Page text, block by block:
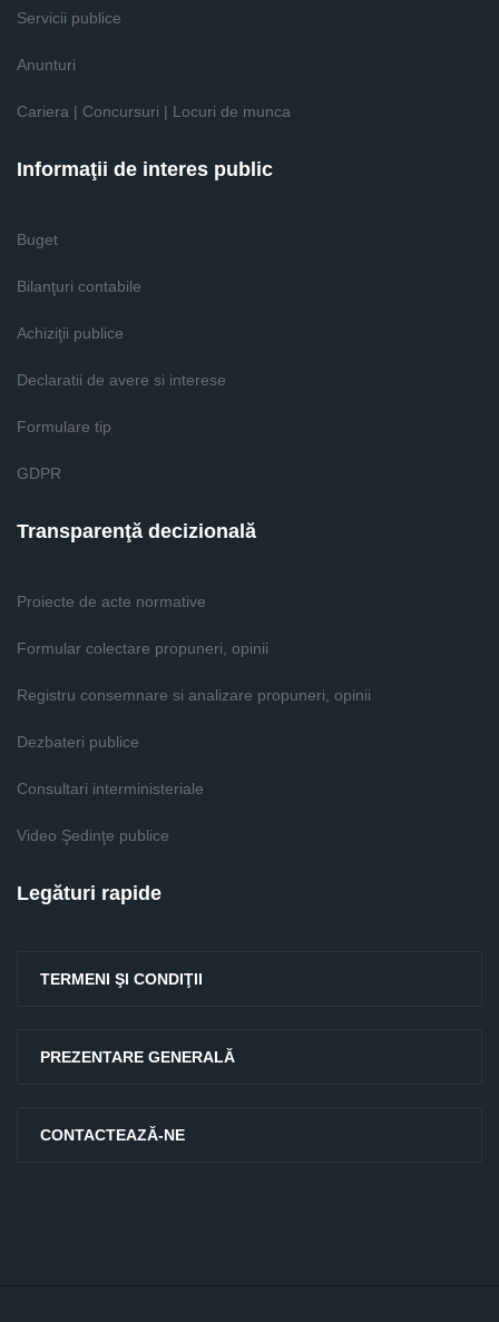
Servicii publice
Anunturi
Cariera | Concursuri | Locuri de munca
Informaţii de interes public
Buget
Bilanţuri contabile
Achiziţii publice
Declaratii de avere si interese
Formulare tip
GDPR
Transparenţă decizională
Proiecte de acte normative
Formular colectare propuneri, opinii
Registru consemnare si analizare propuneri, opinii
Dezbateri publice
Consultari interministeriale
Video Şedinţe publice
Legături rapide
TERMENI ŞI CONDIŢII
PREZENTARE GENERALĂ
CONTACTEAZĂ-NE